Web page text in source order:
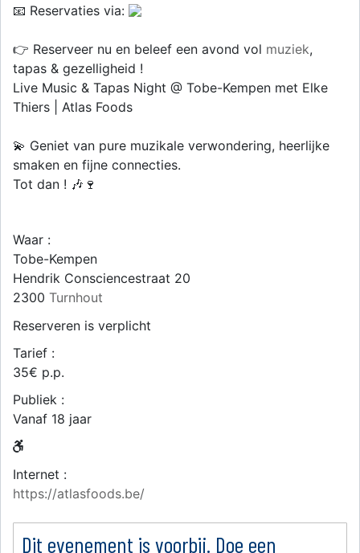
📧 Reservaties via:
👉 Reserveer nu en beleef een avond vol muziek,
tapas & gezelligheid !
Live Music & Tapas Night @ Tobe-Kempen met Elke
Thiers | Atlas Foods
💫 Geniet van pure muzikale verwondering, heerlijke
smaken en fijne connecties.
Tot dan ! 🎶🍷
Waar :
Tobe-Kempen
Hendrik Consciencestraat 20
2300 Turnhout
Reserveren is verplicht
Tarief :
35€ p.p.
Publiek :
Vanaf 18 jaar
Internet :
https://atlasfoods.be/
Dit evenement is voorbij. Doe een